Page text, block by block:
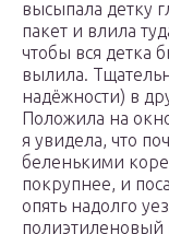
высыпала детку
пакет и влила
чтобы вся детка
вылила.
надёжности) в
Положила на
я увидела, что
беленькими
покрупнее, и
опять надолго
полиэтиленовый